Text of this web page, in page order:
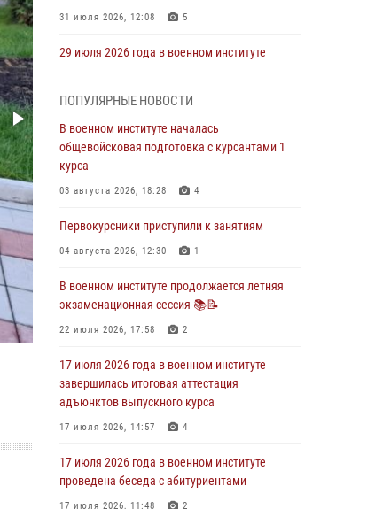
31 июля 2026, 12:08 5
29 июля 2026 года в военном институте
29 июля 2026 года курсанты военного
института успешно сдали экзамен по
вождению
28 июля 2026 года в военном институте
молебен
28 июля 2026, 13:39 7
экзаменационная сессия
28 июля 2026, 10:41 1
27 июля 2026 года в военном институте
27 июля 2026, 10:45 4
ПОПУЛЯРНЫЕ НОВОСТИ
В военном институте началась
общевойсковая подготовка с курсантами 1
курса
03 августа 2026, 18:28 4
Первокурсники приступили к занятиям
04 августа 2026, 12:30 1
В военном институте продолжается летняя
экзаменационная сессия 📚📝
22 июля 2026, 17:58 2
17 июля 2026 года в военном институте
завершилась итоговая аттестация
адъюнктов выпускного курса
17 июля 2026, 14:57 4
17 июля 2026 года в военном институте
проведена беседа с абитуриентами
17 июля 2026, 11:48 2